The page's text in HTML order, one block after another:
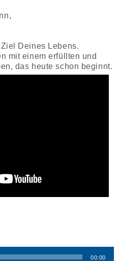
Deines Lebens.
mit einem erfüllten und
das heute schon beginnt.
00:00